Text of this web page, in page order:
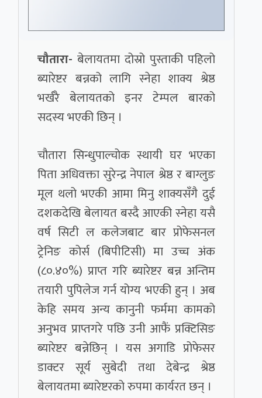
चौतारा- बेलायतमा दोस्रो पुस्ताकी पहिलो
ब्यारेष्टर बन्नको लागि स्नेहा शाक्य श्रेष्ठ
भर्खरै बेलायतको इनर टेम्पल बारको
सदस्य भएकी छिन् ।
चौतारा सिन्धुपाल्चोक स्थायी घर भएका
पिता अधिवक्ता सुरेन्द्र नेपाल श्रेष्ठ र बाग्लुङ
मूल थलो भएकी आमा मिनु शाक्यसँगै दुई
दशकदेखि बेलायत बस्दै आएकी स्नेहा यसै
वर्ष सिटी ल कलेजबाट बार प्रोफेसनल
ट्रेनिङ कोर्स (बिपीटिसी) मा उच्च अंक
(८०.४०%) प्राप्त गरि ब्यारेष्टर बन्न अन्तिम
तयारी पुपिलेज गर्न योग्य भएकी हुन् । अब
केहि समय अन्य कानुनी फर्ममा कामको
अनुभव प्राप्तगरे पछि उनी आफैं प्रक्टिसिङ
ब्यारेष्टर बन्नेछिन् । यस अगाडि प्रोफेसर
डाक्टर सूर्य सुबेदी तथा देबेन्द्र श्रेष्ठ
बेलायतमा ब्यारेष्टरको रुपमा कार्यरत छन् ।